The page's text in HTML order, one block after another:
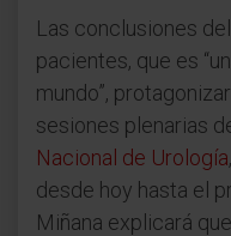
Las conclusiones
pacientes, que es
mundo”,
sesiones plenarias
Nacional de Urología
desde hoy hasta el
Miñana explicará